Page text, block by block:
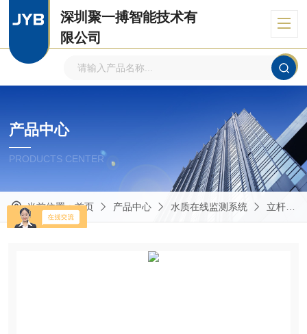
深圳聚一搏智能技术有
限公司
产品中心
PRODUCTS CENTER
当前位置：首页 产品中心 水质在线监测系统 立杆式水质监测系统